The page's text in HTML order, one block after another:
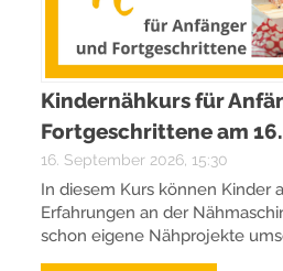
Kindernähkurs für
Fortgeschrittene am
16. September 2026, 15:30
In diesem Kurs können Kinder
Erfahrungen an der
schon eigene Nähprojekte